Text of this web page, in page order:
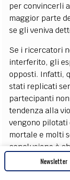
per convincerli
maggior parte
se gli veniva
Se i ricercatori
interferito, gli
opposti. Infatti,
stati replicati
partecipanti
tendenza alla
vengono pilotati
mortale e molti
conclusione è
le lasci in
convivono
Newsletter